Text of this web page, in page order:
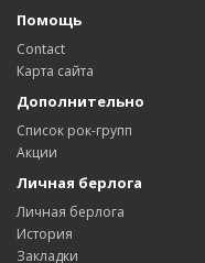
Помощь
Contact
Карта сайта
Дополнительно
Список рок-групп
Акции
Личная берлога
Личная берлога
История
Закладки